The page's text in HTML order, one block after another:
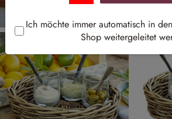
Ich möchte immer automatisch in
Shop weitergeleitet